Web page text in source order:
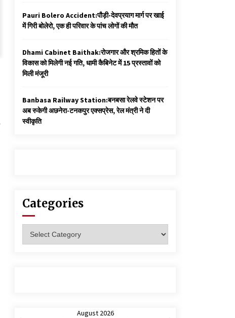
Pauri Bolero Accident:पौड़ी-देवप्रयाग मार्ग पर खाई
में गिरी बोलेरो, एक ही परिवार के पांच लोगों की मौत
Dhami Cabinet Baithak:रोजगार और श्रमिक हितों के
विकास को मिलेगी नई गति, धामी कैबिनेट में 15 प्रस्तावों को
मिली मंजूरी
Banbasa Railway Station:बनबसा रेलवे स्टेशन पर
अब रुकेगी अछनेरा-टनकपुर एक्सप्रेस, रेल मंत्री ने दी
स्वीकृति
Categories
August 2026